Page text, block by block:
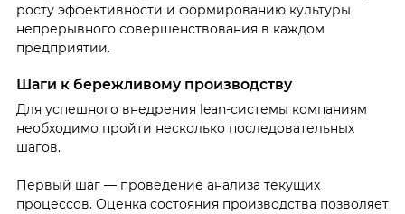
росту эффективности и формированию культуры
непрерывного совершенствования в каждом
предприятии.
Шаги к бережливому производству
Для успешного внедрения lean-системы компаниям
необходимо пройти несколько последовательных
шагов.
Первый шаг — проведение анализа текущих
процессов. Оценка состояния производства позволяет